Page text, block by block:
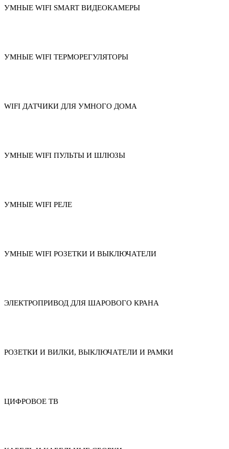
УМНЫЕ WIFI SMART ВИДЕОКАМЕРЫ
УМНЫЕ WIFI ТЕРМОРЕГУЛЯТОРЫ
WIFI ДАТЧИКИ ДЛЯ УМНОГО ДОМА
УМНЫЕ WIFI ПУЛЬТЫ И ШЛЮЗЫ
УМНЫЕ WIFI РЕЛЕ
УМНЫЕ WIFI РОЗЕТКИ И ВЫКЛЮЧАТЕЛИ
ЭЛЕКТРОПРИВОД ДЛЯ ШАРОВОГО КРАНА
РОЗЕТКИ И ВИЛКИ, ВЫКЛЮЧАТЕЛИ И РАМКИ
ЦИФРОВОЕ ТВ